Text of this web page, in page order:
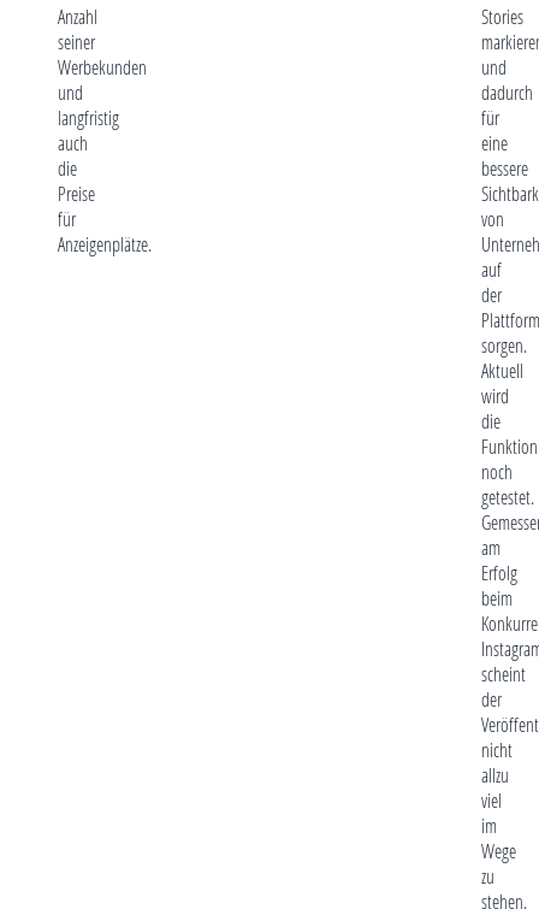
Anzahl
seiner
Werbekunden
und
langfristig
auch
die
Preise
für
Anzeigenplätze.
Stories
und
dadurch
für
eine
bessere
von
auf
der
Plattform
sorgen.
Aktuell
wird
die
Funktion
noch
getestet.
am
Erfolg
beim
scheint
der
nicht
allzu
viel
im
Wege
zu
stehen.